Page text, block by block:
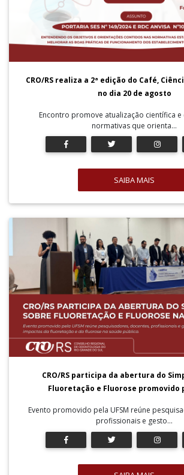
CRO/RS realiza a 2ª edição do Café,
no dia 20 de agosto
Encontro promove atualização científica
normativas que orienta...
SAIBA MAIS
CRO/RS participa da abertura do
Fluoretação e Fluorose promovido
Evento promovido pela UFSM reúne
profissionais e gesto...